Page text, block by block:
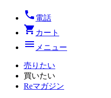
local_phone 電話
shopping_cart カート
menu メニュー
売りたい
買いたい
Reマガジン